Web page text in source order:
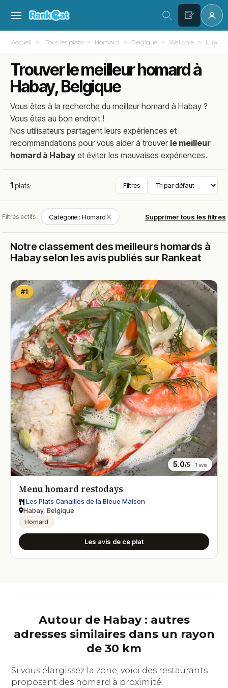
Accueil Tous les plats Homard Belgique Wallonie
Trouver le meilleur homard à
Habay, Belgique
Vous êtes à la recherche du meilleurhomard àHabay ?
Vous êtes au bon endroit !
Nos utilisateurs partagent leurs expériences et
recommandations pour vous aider à trouver le meilleur
homard à Habay et éviter les mauvaises expériences.
1plats· Filtres
Filtres actifs : Catégorie : Homard✕ Supprimer tous les filtres
Notre classement des meilleurs homards à
Habay selon les avis publiés sur Rankeat
#1
5.0/5 1 avis
Menu homard restodays
Les Plats Canailles de la Bleue Maison
Habay, Belgique
Homard
Les avis de ce plat
Autour de Habay : autres
adresses similaires dans un rayon
de 30 km
Si vous élargissez la zone, voici des restaurants
proposant des homard à proximité.